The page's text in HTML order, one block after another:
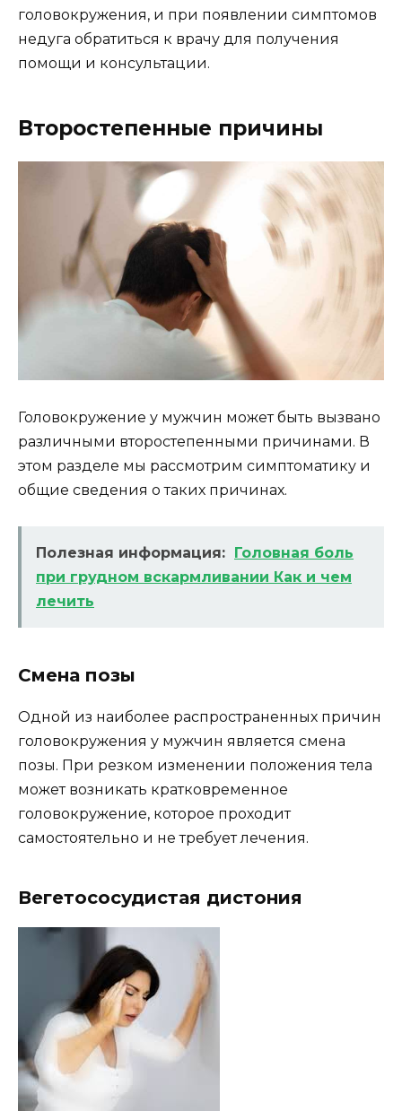
головокружения, и при появлении симптомов
недуга обратиться к врачу для получения
помощи и консультации.
Второстепенные причины
Головокружение у мужчин может быть вызвано
различными второстепенными причинами. В
этом разделе мы рассмотрим симптоматику и
общие сведения о таких причинах.
Полезная информация: Головная боль
при грудном вскармливании Как и чем
лечить
Смена позы
Одной из наиболее распространенных причин
головокружения у мужчин является смена
позы. При резком изменении положения тела
может возникать кратковременное
головокружение, которое проходит
самостоятельно и не требует лечения.
Вегетососудистая дистония